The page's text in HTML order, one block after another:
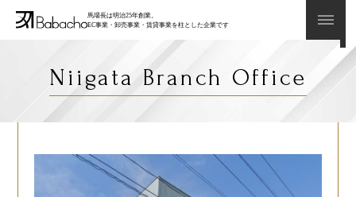
馬場長は明治25年創業。
EC事業・卸売事業・賃貸事業を柱とした企業です
Niigata Branch Office